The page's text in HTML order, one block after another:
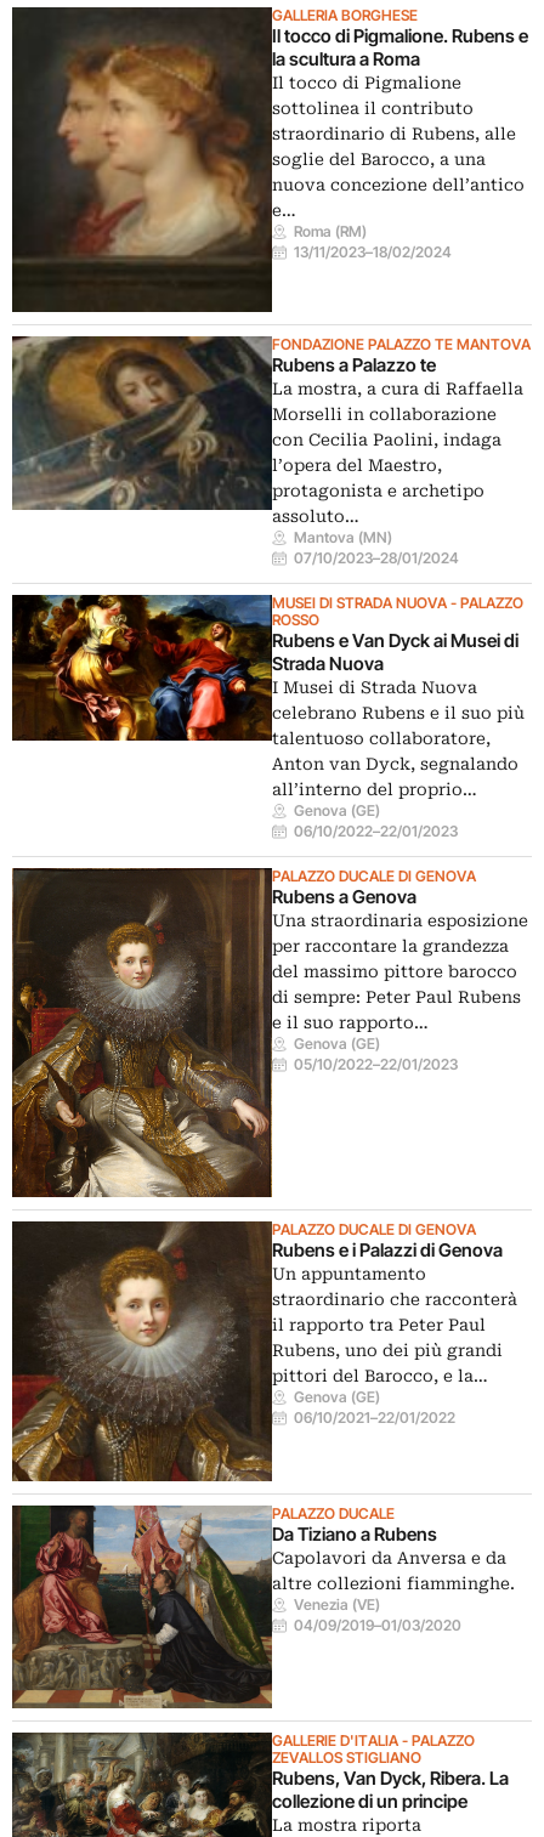
GALLERIA BORGHESE
Il tocco di Pigmalione. Rubens e
la scultura a Roma
Il tocco di Pigmalione
sottolinea il contributo
straordinario di Rubens, alle
soglie del Barocco, a una
nuova concezione dell’antico
e…
Roma (RM)
13/11/2023–18/02/2024
FONDAZIONE PALAZZO TE MANTOVA
Rubens a Palazzo te
La mostra, a cura di Raffaella
Morselli in collaborazione
con Cecilia Paolini, indaga
l’opera del Maestro,
protagonista e archetipo
assoluto…
Mantova (MN)
07/10/2023–28/01/2024
MUSEI DI STRADA NUOVA - PALAZZO
ROSSO
Rubens e Van Dyck ai Musei di
Strada Nuova
I Musei di Strada Nuova
celebrano Rubens e il suo più
talentuoso collaboratore,
Anton van Dyck, segnalando
all’interno del proprio…
Genova (GE)
06/10/2022–22/01/2023
PALAZZO DUCALE DI GENOVA
Rubens a Genova
Una straordinaria esposizione
per raccontare la grandezza
del massimo pittore barocco
di sempre: Peter Paul Rubens
e il suo rapporto…
Genova (GE)
05/10/2022–22/01/2023
PALAZZO DUCALE DI GENOVA
Rubens e i Palazzi di Genova
Un appuntamento
straordinario che racconterà
il rapporto tra Peter Paul
Rubens, uno dei più grandi
pittori del Barocco, e la…
Genova (GE)
06/10/2021–22/01/2022
PALAZZO DUCALE
Da Tiziano a Rubens
Capolavori da Anversa e da
altre collezioni fiamminghe.
Venezia (VE)
04/09/2019–01/03/2020
GALLERIE D'ITALIA - PALAZZO
ZEVALLOS STIGLIANO
Rubens, Van Dyck, Ribera. La
collezione di un principe
La mostra riporta